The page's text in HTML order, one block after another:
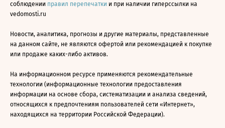
соблюдении правил перепечатки и при наличии гиперссылки на
vedomosti.ru
Новости, аналитика, прогнозы и другие материалы, представленные
на данном сайте, не являются офертой или рекомендацией к покупке
или продаже каких-либо активов.
На информационном ресурсе применяются рекомендательные
технологии (информационные технологии предоставления
информации на основе сбора, систематизации и анализа сведений,
относящихся к предпочтениям пользователей сети «Интернет»,
находящихся на территории Российской Федерации).